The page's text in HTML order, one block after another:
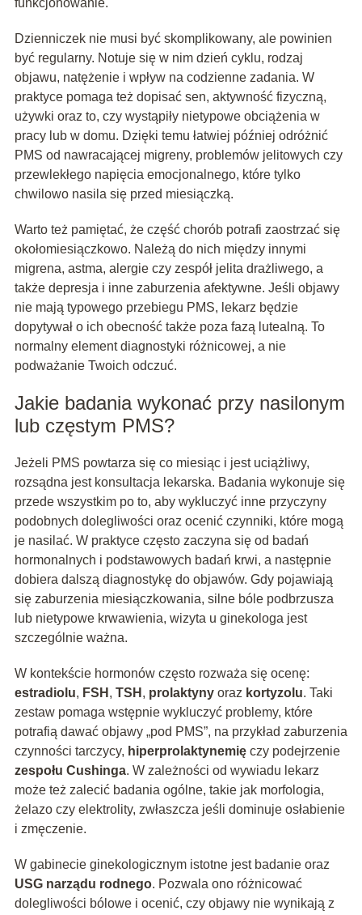
funkcjonowanie.
Dzienniczek nie musi być skomplikowany, ale powinien
być regularny. Notuje się w nim dzień cyklu, rodzaj
objawu, natężenie i wpływ na codzienne zadania. W
praktyce pomaga też dopisać sen, aktywność fizyczną,
używki oraz to, czy wystąpiły nietypowe obciążenia w
pracy lub w domu. Dzięki temu łatwiej później odróżnić
PMS od nawracającej migreny, problemów jelitowych czy
przewlekłego napięcia emocjonalnego, które tylko
chwilowo nasila się przed miesiączką.
Warto też pamiętać, że część chorób potrafi zaostrzać się
okołomiesiączkowo. Należą do nich między innymi
migrena, astma, alergie czy zespół jelita drażliwego, a
także depresja i inne zaburzenia afektywne. Jeśli objawy
nie mają typowego przebiegu PMS, lekarz będzie
dopytywał o ich obecność także poza fazą lutealną. To
normalny element diagnostyki różnicowej, a nie
podważanie Twoich odczuć.
Jakie badania wykonać przy nasilonym
lub częstym PMS?
Jeżeli PMS powtarza się co miesiąc i jest uciążliwy,
rozsądna jest konsultacja lekarska. Badania wykonuje się
przede wszystkim po to, aby wykluczyć inne przyczyny
podobnych dolegliwości oraz ocenić czynniki, które mogą
je nasilać. W praktyce często zaczyna się od badań
hormonalnych i podstawowych badań krwi, a następnie
dobiera dalszą diagnostykę do objawów. Gdy pojawiają
się zaburzenia miesiączkowania, silne bóle podbrzusza
lub nietypowe krwawienia, wizyta u ginekologa jest
szczególnie ważna.
W kontekście hormonów często rozważa się ocenę:
estradiolu, FSH , TSH , prolaktynyoraz kortyzolu. Taki
zestaw pomaga wstępnie wykluczyć problemy, które
potrafią dawać objawy „pod PMS”, na przykład zaburzenia
czynności tarczycy, hiperprolaktynemięczy podejrzenie
zespołu Cushinga. W zależności od wywiadu lekarz
może też zalecić badania ogólne, takie jak morfologia,
żelazo czy elektrolity, zwłaszcza jeśli dominuje osłabienie
i zmęczenie.
W gabinecie ginekologicznym istotne jest badanie oraz
USG narządu rodnego. Pozwala ono różnicować
dolegliwości bólowe i ocenić, czy objawy nie wynikają z